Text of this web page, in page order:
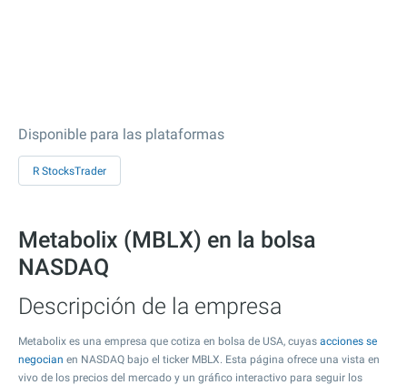
Disponible para las plataformas
R StocksTrader
Metabolix (MBLX) en la bolsa
NASDAQ
Descripción de la empresa
Metabolix es una empresa que cotiza en bolsa de USA, cuyas acciones se
negocian en NASDAQ bajo el ticker MBLX. Esta página ofrece una vista en
vivo de los precios del mercado y un gráfico interactivo para seguir los